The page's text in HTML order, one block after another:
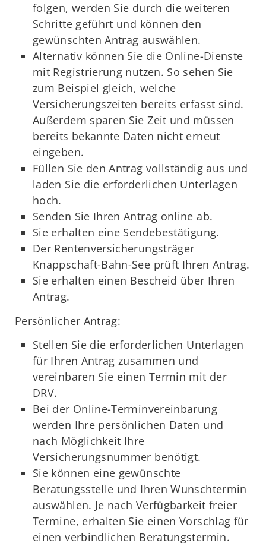
folgen, werden Sie durch die weiteren
Schritte geführt und können den
gewünschten Antrag auswählen.
Alternativ können Sie die Online-Dienste
mit Registrierung nutzen. So sehen Sie
zum Beispiel gleich, welche
Versicherungszeiten bereits erfasst sind.
Außerdem sparen Sie Zeit und müssen
bereits bekannte Daten nicht erneut
eingeben.
Füllen Sie den Antrag vollständig aus und
laden Sie die erforderlichen Unterlagen
hoch.
Senden Sie Ihren Antrag online ab.
Sie erhalten eine Sendebestätigung.
Der Rentenversicherungsträger
Knappschaft-Bahn-See prüft Ihren Antrag.
Sie erhalten einen Bescheid über Ihren
Antrag.
Persönlicher Antrag:
Stellen Sie die erforderlichen Unterlagen
für Ihren Antrag zusammen und
vereinbaren Sie einen Termin mit der
DRV.
Bei der Online-Terminvereinbarung
werden Ihre persönlichen Daten und
nach Möglichkeit Ihre
Versicherungsnummer benötigt.
Sie können eine gewünschte
Beratungsstelle und Ihren Wunschtermin
auswählen. Je nach Verfügbarkeit freier
Termine, erhalten Sie einen Vorschlag für
einen verbindlichen Beratungstermin.